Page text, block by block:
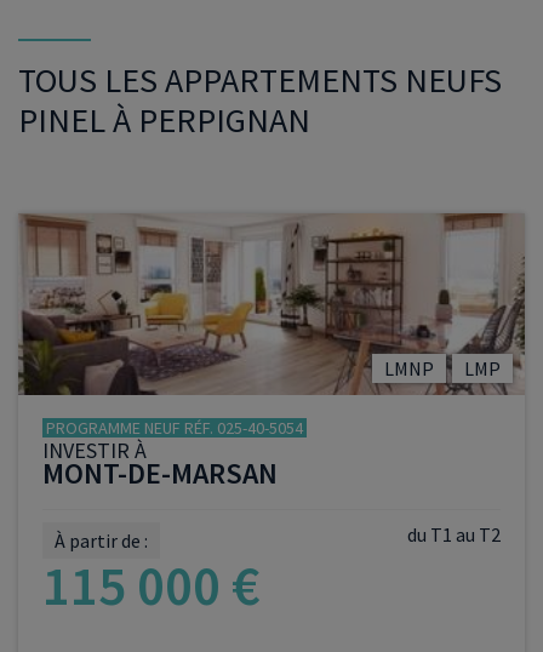
TOUS LES APPARTEMENTS NEUFS
PINEL À PERPIGNAN
LMNP LMP
PROGRAMME NEUF RÉF. 025-40-5054
INVESTIR À
MONT-DE-MARSAN
du T1 au T2
À partir de :
115 000 €